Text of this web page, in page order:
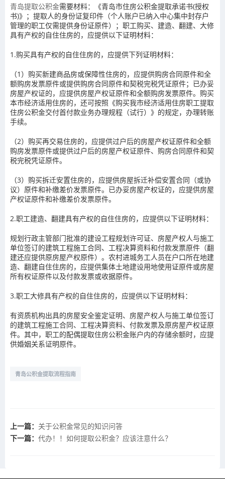
青岛提取公积金需要材料：《青岛市住房公积金提取承诺书(授权
书)》；提取人的身份证复印件（个人账户已纳入中心集中封存户
管理的职工仅需提供身份证原件）；职工购买、建造、翻建、大修
具有产权的自住住房的，应提供以下证明材料：
1.购买具有产权的自住住房的，应提供下列证明材料：
（1）购买新建商品房或保障性住房的，应提供购房合同原件和全
额购房发票原件或提供购房合同原件和契税完税凭证原件；已办妥
房屋产权证的，应提供房屋产权证原件和全额购房发票原件。购买
本市经济适用住房的，还可按照《购买我市经济适用住房职工提取
住房公积金交付首付款业务办理规程（试行）》的规定，办理转账
手续。
（2）购买再交易住房的，应提供过户后的房屋产权证原件和全额
购房发票原件或提供过户后的房屋产权证原件、购房合同原件和契
税完税凭证原件。
（3）购买拆迁安置住房的，应提供房屋拆迁补偿安置合同（或协
议）原件和补缴差价发票原件。已办妥房屋产权证的，应提供房屋
产权证原件和补缴差价发票原件。
2.职工建造、翻建具有产权的自住住房的，应提供以下证明材料：
规划行政主管部门批准的建设工程规划许可证、房屋产权人与施工
单位签订的建筑工程施工合同、工程决算资料和付款发票原件（翻
建还应提供原房屋产权原件）。农村进城务工人员在户口所在地建
造、翻建自住住房的，应提供集体土地建设用地使用证原件或房屋
所有权证原件以及付款发票或收据原件。
3.职工大修具有产权的自住住房的，应提供以下证明材料：
有资质机构出具的房屋安全鉴定证明、房屋产权人与施工单位签订
的建筑工程施工合同、工程决算资料、付款发票及原房屋产权证原
件。其中，职工的配偶提取住房公积金账户内的存储余额时，应提
供婚姻关系证明原件。
青岛公积金提取流程指南
上一篇： 关于公积金常见的知识问答
下一篇： 代办！！如何提取公积金？应该注意什么？